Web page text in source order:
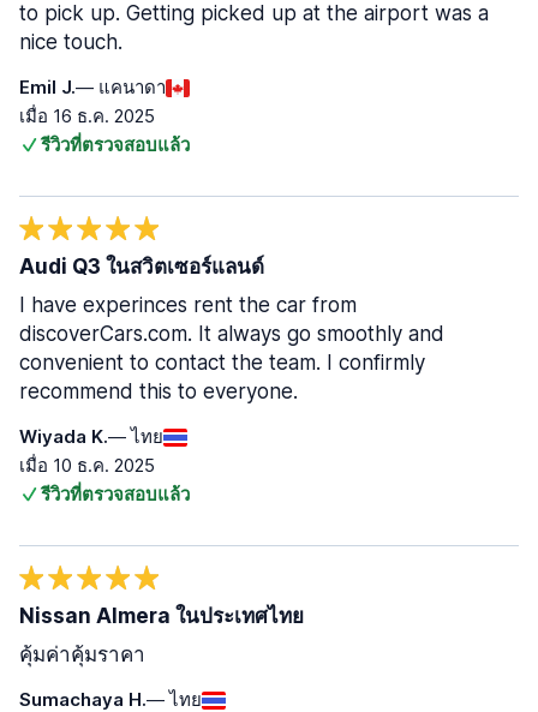
Emil J.— แคนาดา
เมื่อ 16 ธ.ค. 2025
รีวิวที่ตรวจสอบแล้ว
to pick up. Getting picked up at the airport was a
nice touch.
Wiyada K.— ไทย
เมื่อ 10 ธ.ค. 2025
รีวิวที่ตรวจสอบแล้ว
Audi Q3 ในสวิตเซอร์แลนด์
I have experinces rent the car from
discoverCars.com. It always go smoothly and
convenient to contact the team. I confirmly
recommend this to everyone.
Sumachaya H.— ไทย
Nissan Almera ในประเทศไทย
คุ้มค่าคุ้มราคา